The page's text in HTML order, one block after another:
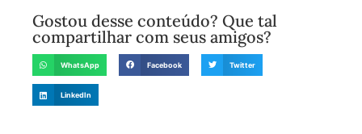
Gostou desse conteúdo? Que tal
compartilhar com seus amigos?
WhatsApp Facebook Twitter
LinkedIn